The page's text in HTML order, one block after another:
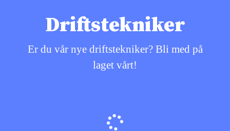
Driftstekniker
Er du vår nye driftstekniker? Bli med på
laget vårt!